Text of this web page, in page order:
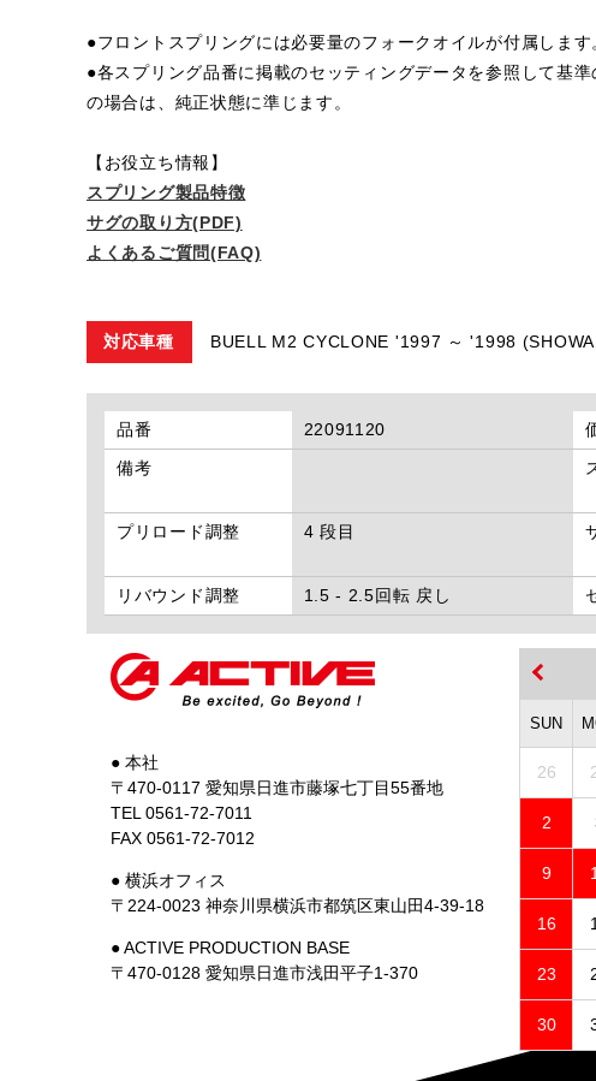
●フロントスプリングには必要量のフォークオイルが付属します
●各スプリング品番に掲載のセッティングデータを参照して基
の場合は、純正状態に準じます。
【お役立ち情報】
スプリング製品特徴
サグの取り方(PDF)
よくあるご質問(FAQ)
対応車種 BUELL M2 CYCLONE '1997 ～ '1998
品番 22091120
備考
プリロード調整 4 段目
リバウンド調整 1.5 - 2.5回転 戻し
● 本社
〒470-0117 愛知県日進市藤塚七丁目55番地
TEL 0561-72-7011
FAX 0561-72-7012
● 横浜オフィス
〒224-0023 神奈川県横浜市都筑区東山田4-39-18
● ACTIVE PRODUCTION BASE
〒470-0128 愛知県日進市浅田平子1-370
SUN
26
2
9
16
23
30